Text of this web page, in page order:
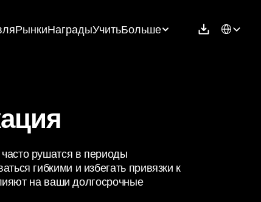
РынкиНаградыУчитьБольше Select
рушатся в периоды
гибкими и избегать привязки к
на ваши долгосрочные